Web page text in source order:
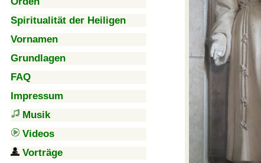
Spiritualität der Heiligen
Vornamen
Grundlagen
FAQ
Impressum
Musik
Videos
Vorträge